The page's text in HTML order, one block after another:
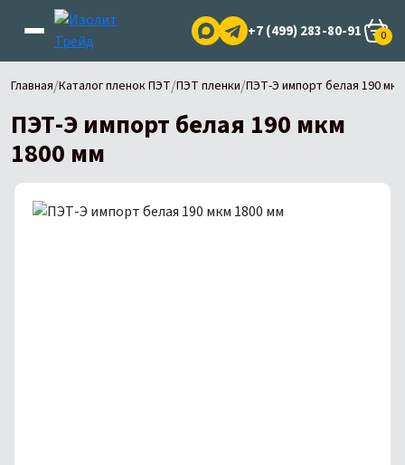
+7 (499) 283-80-91 0
Главная/Каталог пленок ПЭТ/ПЭТ пленки/ПЭТ-Э импорт белая 190
ПЭТ-Э импорт белая 190 мкм
1800 мм